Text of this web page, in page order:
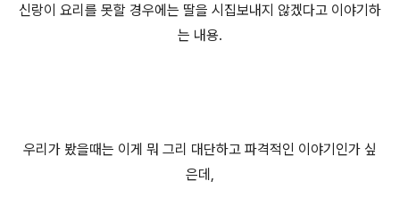
신랑이 요리를 못할 경우에는 딸을 시집보내지 않겠다고 이야기하
는 내용.
우리가 봤을때는 이게 뭐 그리 대단하고 파격적인 이야기인가 싶
은데,